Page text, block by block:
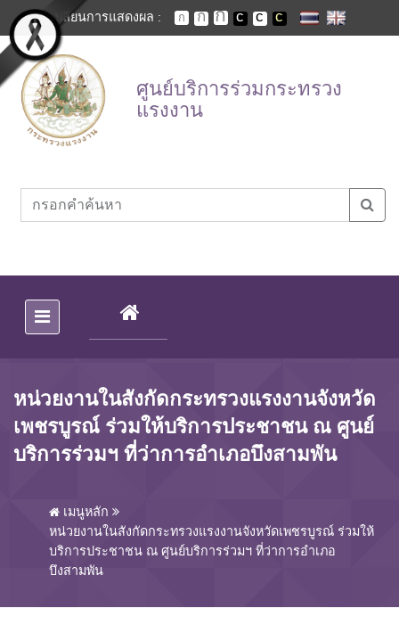
Skip to main content
เปลี่ยนการแสดงผล :
ศูนย์บริการร่วมกระทรวง
แรงงาน
(CURRENT)
หน่วยงานในสังกัดกระทรวงแรงงานจังหวัด
เพชรบูรณ์​ ร่วมให้บริการประชาชน ณ ศูนย์
บริการร่วมฯ ที่ว่าการ​อำเภอ​บึงสามพัน​
เมนูหลัก
หน่วยงานในสังกัดกระทรวงแรงงานจังหวัดเพชรบูรณ์​ ร่วมให้
บริการประชาชน ณ ศูนย์บริการร่วมฯ ที่ว่าการ​อำเภอ​
บึงสามพัน​